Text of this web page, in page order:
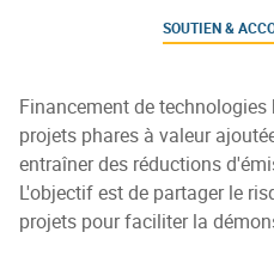
SOUTIEN &
Financement de
projets phares à valeur
entraîner des réductions
L'objectif est de partager le
projets pour faciliter la